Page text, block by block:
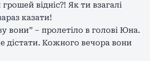
відніс?! Як ти взагалі
казати!
вони” – пролетіло в голові Юна.
дістати. Кожного вечора вони